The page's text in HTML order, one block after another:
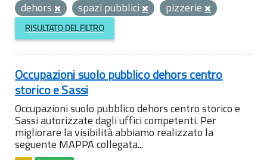
dehors
spazi pubblici pizzerie
RISULTATO DEL FILTRO
Occupazioni suolo pubblico dehors centro
storico e Sassi
Occupazioni suolo pubblico dehors centro storico e
Sassi autorizzate dagli uffici competenti. Per
migliorare la visibilità abbiamo realizzato la
seguente MAPPA collegata...